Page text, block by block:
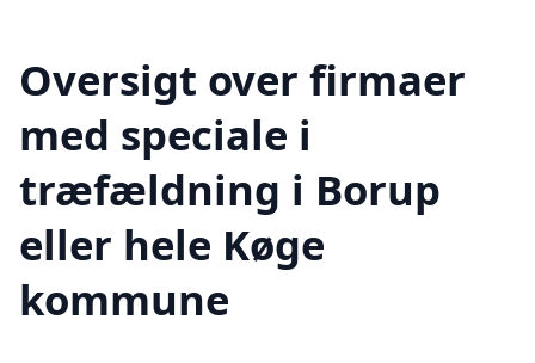
Oversigt over firmaer
med speciale i
træfældning i Borup
eller hele Køge
kommune